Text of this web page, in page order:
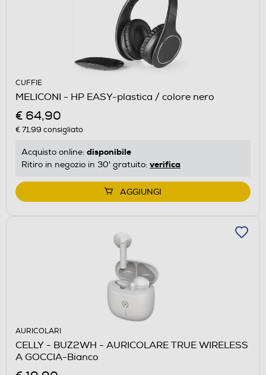
CUFFIE
MELICONI - HP EASY-plastica / colore nero
€ 64,90
€ 71,99 consigliato
Acquisto online: disponibile
Ritiro in negozio in 30' gratuito: verifica
AGGIUNGI
AURICOLARI
CELLY - BUZ2WH - AURICOLARE TRUE WIRELESS
A GOCCIA-Bianco